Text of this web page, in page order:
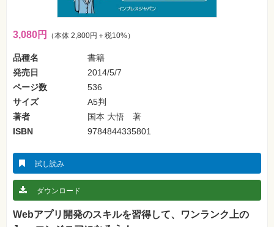
グ
ビ
ジ
ネ
ス・
み
物
ラ・
写
真
資
格
試
3,080円 （本体 2,800円＋税10%）
品種名
書籍
発売日
2014/5/7
ページ数
536
サイズ
A5判
著者
国本 大悟 著
ISBN
9784844335801
試し読み
ダウンロード
Webアプリ開発のスキルを習得して、ワンランク上の